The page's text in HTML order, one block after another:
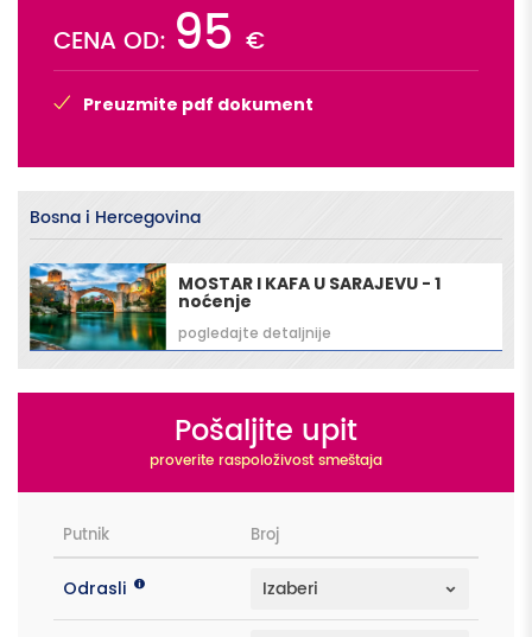
CENA OD: 95 €
Preuzmite pdf dokument
Bosna i Hercegovina
MOSTAR I KAFA U SARAJEVU - 1
noćenje
pogledajte detaljnije
Pošaljite upit
proverite raspoloživost smeštaja
Putnik Broj
Odrasli